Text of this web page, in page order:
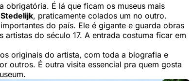
obrigatória. É lá que ficam os museus mais
Stedelijk, praticamente colados um no outro.
do país. Ele é gigante e guarda obras
do século 17. A entrada costuma ficar em
originais do artista, com toda a biografia e
outros. É outra visita essencial pra quem gosta